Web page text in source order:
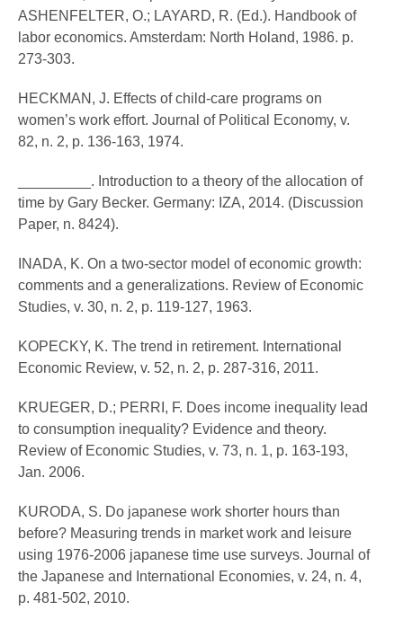
ASHENFELTER, O.; LAYARD, R. (Ed.). Handbook of
labor economics. Amsterdam: North Holand, 1986. p.
273-303.
HECKMAN, J. Effects of child-care programs on
women’s work effort. Journal of Political Economy, v.
82, n. 2, p. 136-163, 1974.
_________. Introduction to a theory of the allocation of
time by Gary Becker. Germany: IZA, 2014. (Discussion
Paper, n. 8424).
INADA, K. On a two-sector model of economic growth:
comments and a generalizations. Review of Economic
Studies, v. 30, n. 2, p. 119-127, 1963.
KOPECKY, K. The trend in retirement. International
Economic Review, v. 52, n. 2, p. 287-316, 2011.
KRUEGER, D.; PERRI, F. Does income inequality lead
to consumption inequality? Evidence and theory.
Review of Economic Studies, v. 73, n. 1, p. 163-193,
Jan. 2006.
KURODA, S. Do japanese work shorter hours than
before? Measuring trends in market work and leisure
using 1976-2006 japanese time use surveys. Journal of
the Japanese and International Economies, v. 24, n. 4,
p. 481-502, 2010.